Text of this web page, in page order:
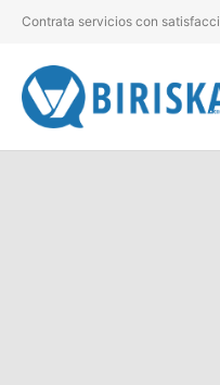
Contrata servicios con